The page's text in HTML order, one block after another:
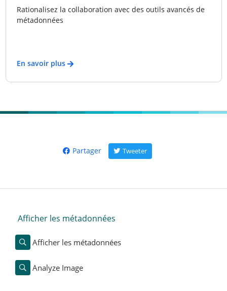
Rationalisez la collaboration avec des outils avancés de
métadonnées
En savoir plus
Partager Tweeter
Afficher les métadonnées
Afficher les métadonnées
Analyze Image